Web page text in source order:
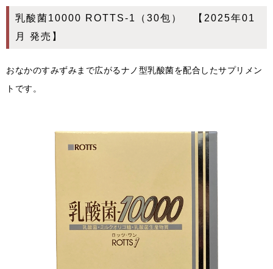
乳酸菌10000 ROTTS-1（30包） 【2025年01
月 発売】
おなかのすみずみまで広がるナノ型乳酸菌を配合したサプリメン
トです。